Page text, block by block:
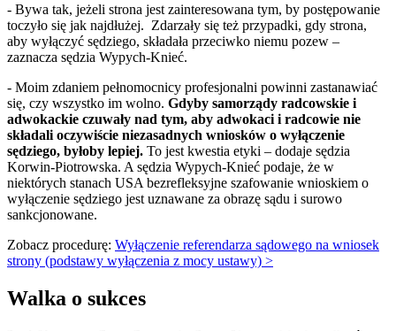
- Bywa tak, jeżeli strona jest zainteresowana tym, by postępowanie
toczyło się jak najdłużej. Zdarzały się też przypadki, gdy strona,
aby wyłączyć sędziego, składała przeciwko niemu pozew –
zaznacza sędzia Wypych-Knieć.
- Moim zdaniem pełnomocnicy profesjonalni powinni zastanawiać
się, czy wszystko im wolno. Gdyby samorządy radcowskie i
adwokackie czuwały nad tym, aby adwokaci i radcowie nie
składali oczywiście niezasadnych wniosków o wyłączenie
sędziego, byłoby lepiej. To jest kwestia etyki – dodaje sędzia
Korwin-Piotrowska. A sędzia Wypych-Knieć podaje, że w
niektórych stanach USA bezrefleksyjne szafowanie wnioskiem o
wyłączenie sędziego jest uznawane za obrazę sądu i surowo
sankcjonowane.
Zobacz procedurę: Wyłączenie referendarza sądowego na wniosek
strony (podstawy wyłączenia z mocy ustawy) >
Walka o sukces